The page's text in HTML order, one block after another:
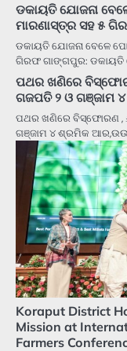
ଡକାୟତି ଯୋଜନା
ମାରଣାସ୍ତ୍ର ସହ ୫
ଡକାୟତି ଯୋଜନା ବେଳେ
ଗିରଫ ଗାଙ୍ଗପୁର: ଡକାୟତି
ପଥର ଖଣିରେ
ଗଜପତି ୨ ଓ ଗଞ୍ଜାମ
ପଥର ଖଣିରେ ବିସ୍ଫୋରଣ ,
ଗଞ୍ଜାମ ୪ ଶ୍ରମିକ
Koraput District
Mission at
Farmers